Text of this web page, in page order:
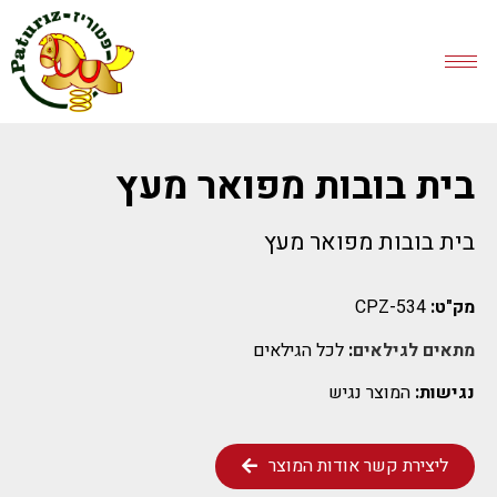
בית בובות מפואר מעץ
בית בובות מפואר מעץ
מק"ט:
מתאים לגילאים: לכל הגילאים
נגישות: המוצר נגיש
ליצירת קשר אודות המוצר